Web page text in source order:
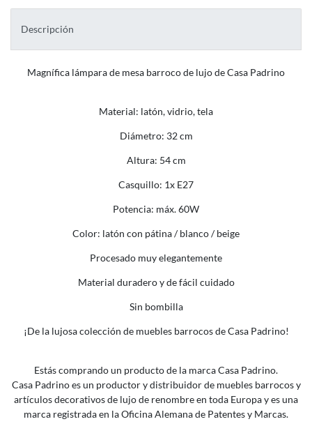
Descripción
Magnífica lámpara de mesa barroco de lujo de Casa Padrino
Material: latón, vidrio, tela
Diámetro: 32 cm
Altura: 54 cm
Casquillo: 1x E27
Potencia: máx. 60W
Color: latón con pátina / blanco / beige
Procesado muy elegantemente
Material duradero y de fácil cuidado
Sin bombilla
¡De la lujosa colección de muebles barrocos de Casa Padrino!
Estás comprando un producto de la marca Casa Padrino.
Casa Padrino es un productor y distribuidor de muebles barrocos y
artículos decorativos de lujo de renombre en toda Europa y es una
marca registrada en la Oficina Alemana de Patentes y Marcas.